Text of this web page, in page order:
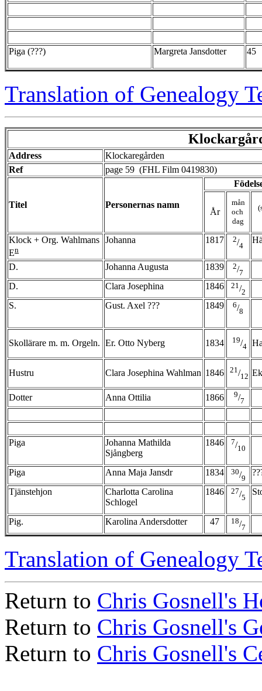
Piga (???) Margreta Jansdotter 45
Translation of Genealogy
Address
Klockaregården
Ref
page 59 (FHL Film 0419830)
Titel Personernas namn
F
År
mån
och
dag
Klock + Org. Wahlmans
En
Johanna 1817 2/4
D. Johanna Augusta 1839 2/7
D. Clara Josephina 1846 21/2
S. Gust. Axel ??? 1849 6/8
Skollärare m. m. Orgeln. Er. Otto Nyberg 1834 19/4
Hustru Clara Josephina Wahlman 1846 21/12
Dotter Anna Ottilia 1866 9/7
Piga
Johanna Mathilda
Sjångberg
1846 7/10
Piga Anna Maja Jansdr 1834 30/9
Tjänstehjon
Charlotta Carolina
Schlogel
1846 27/5
Pig. Karolina Andersdotter 47 18/7
Translation of Genealogy
Return to Chris Gosnell's
Return to Chris Gosnell's
Return to Chris Gosnell's